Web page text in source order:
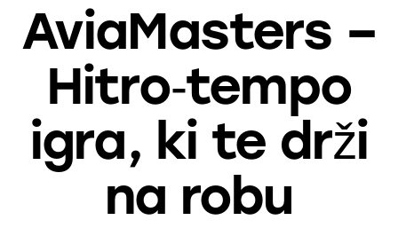
AviaMasters –
Hitro‑tempo
igra, ki te drži
na robu